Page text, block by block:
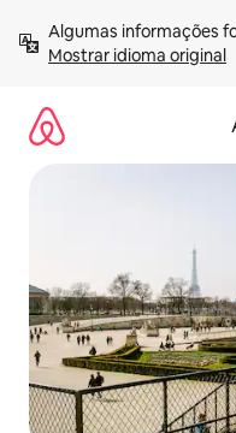
para
Mostrar idioma original